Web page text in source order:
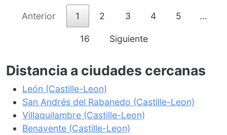
Anterior 1 2 3 4 5 …
16 Siguiente
Distancia a ciudades cercanas
León (Castille-Leon)
San Andrés del Rabanedo (Castille-Leon)
Villaquilambre (Castille-Leon)
Benavente (Castille-Leon)